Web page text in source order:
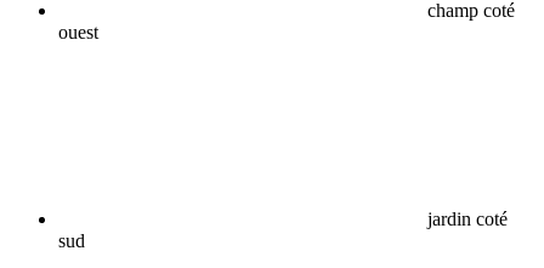
champ coté
ouest
jardin coté
sud